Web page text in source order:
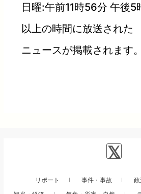
日曜:午前11時56分 午後5
以上の時間に放送された
ニュースが掲載されます。
リポート 事件・事故